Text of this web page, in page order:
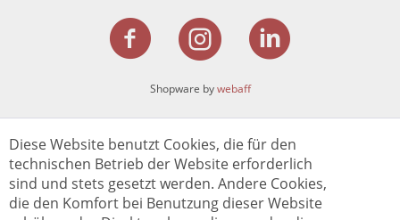
Shopware bywebaff
Diese Website benutzt Cookies, die für den
technischen Betrieb der Website erforderlich
sind und stets gesetzt werden. Andere Cookies,
die den Komfort bei Benutzung dieser Website